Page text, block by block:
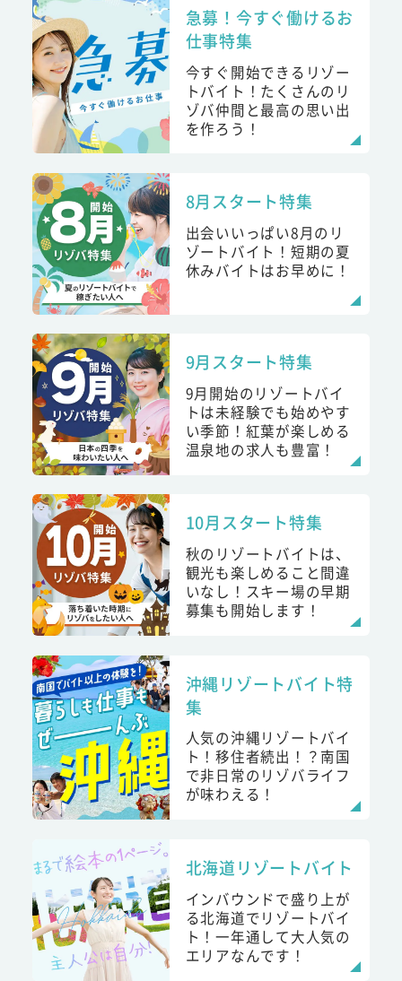
急募！今すぐ働けるお
仕事特集
今すぐ開始できるリゾー
トバイト！たくさんのリ
ゾバ仲間と最高の思い出
を作ろう！
8月スタート特集
出会いいっぱい8月のリ
ゾートバイト！短期の夏
休みバイトはお早めに！
9月スタート特集
9月開始のリゾートバイ
トは未経験でも始めやす
い季節！紅葉が楽しめる
温泉地の求人も豊富！
10月スタート特集
秋のリゾートバイトは、
観光も楽しめること間違
いなし！スキー場の早期
募集も開始します！
沖縄リゾートバイト特
集
人気の沖縄リゾートバイ
ト！移住者続出！？南国
で非日常のリゾバライフ
が味わえる！
北海道リゾートバイト
インバウンドで盛り上が
る北海道でリゾートバイ
ト！一年通して大人気の
エリアなんです！